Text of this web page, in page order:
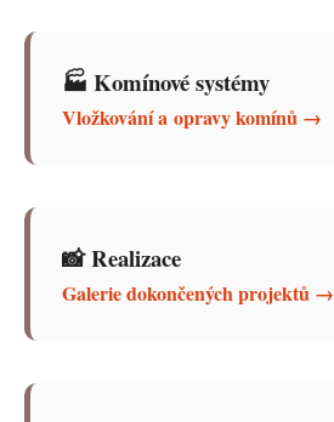
🏭 Komínové systémy
Vložkování a opravy komínů →
📸 Realizace
Galerie dokončených projektů →